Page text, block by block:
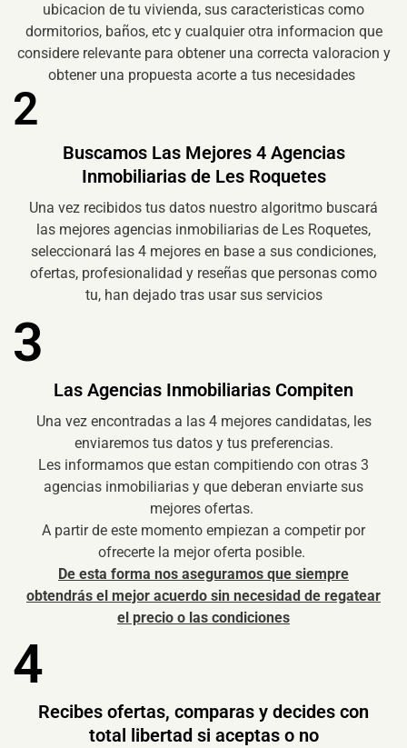
ubicacion de tu vivienda, sus caracteristicas como
dormitorios, baños, etc y cualquier otra informacion que
considere relevante para obtener una correcta valoracion y
obtener una propuesta acorte a tus necesidades
2
Buscamos Las Mejores 4 Agencias
Inmobiliarias de Les Roquetes
Una vez recibidos tus datos nuestro algoritmo buscará
las mejores agencias inmobiliarias de Les Roquetes,
seleccionará las 4 mejores en base a sus condiciones,
ofertas, profesionalidad y reseñas que personas como
tu, han dejado tras usar sus servicios
3
Las Agencias Inmobiliarias Compiten
Una vez encontradas a las 4 mejores candidatas, les
enviaremos tus datos y tus preferencias.
Les informamos que estan compitiendo con otras 3
agencias inmobiliarias y que deberan enviarte sus
mejores ofertas.
A partir de este momento empiezan a competir por
ofrecerte la mejor oferta posible.
De esta forma nos aseguramos que siempre
obtendrás el mejor acuerdo sin necesidad de regatear
el precio o las condiciones
4
Recibes ofertas, comparas y decides con
total libertad si aceptas o no